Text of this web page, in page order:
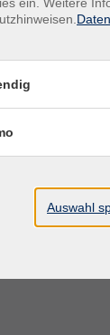
einen
die perfekte
Auswahl